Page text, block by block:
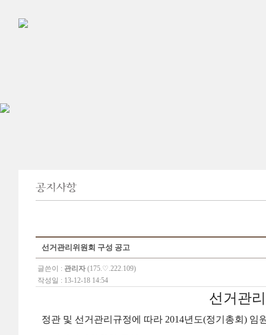
선거관리위원회 구성 공고
글쓴이 : 관리자 (175.♡.222.109)
작성일 : 13-12-18 14:54
선거관
정관 및 선거관리규정에 따라 2014년도(정기총회)